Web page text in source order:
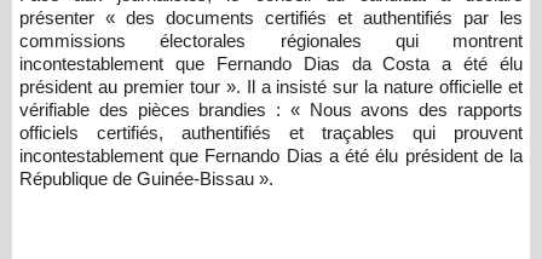
présenter « des documents certifiés et authentifiés par les
commissions électorales régionales qui montrent
incontestablement que Fernando Dias da Costa a été élu
président au premier tour ». Il a insisté sur la nature officielle et
vérifiable des pièces brandies : « Nous avons des rapports
officiels certifiés, authentifiés et traçables qui prouvent
incontestablement que Fernando Dias a été élu président de la
République de Guinée-Bissau ».